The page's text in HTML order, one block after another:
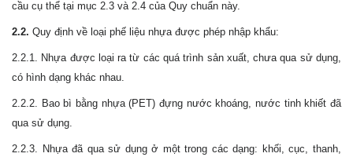
cầu cụ thể tại mục 2.3 và 2.4 của Quy chuẩn này.
2.2. Quy định về loại phế liệu nhựa được phép nhập khẩu:
2.2.1. Nhựa được loại ra từ các quá trình sản xuất, chưa qua sử dụng,
có hình dạng khác nhau.
2.2.2. Bao bì bằng nhựa (PET) đựng nước khoáng, nước tinh khiết đã
qua sử dụng.
2.2.3. Nhựa đã qua sử dụng ở một trong các dạng: khối, cục, thanh,